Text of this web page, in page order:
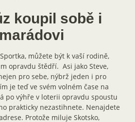
koupil sobě i
můžete být k vaší rodině,
opravdu štědří. Asi jako Steve,
pro sebe, nýbrž jeden i pro
je teď ve svém volném čase na
po výhře v loterii opravdu spoustu
prakticky nezastihnete. Nenajdete
Protože miluje Skotsko,